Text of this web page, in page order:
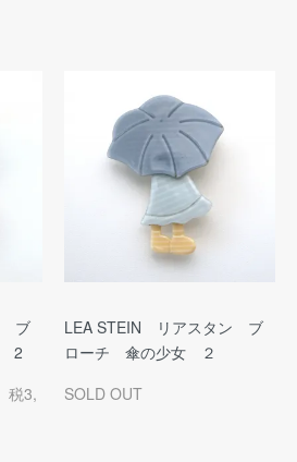
ブ
2
税3,
LEA STEIN リアスタン ブ
ローチ 傘の少女 ２
SOLD OUT